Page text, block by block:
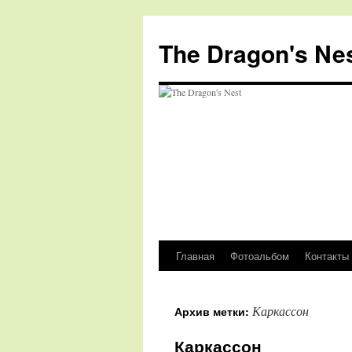
The Dragon's
Перейти
содержимому
Главная Фотоальбом Контакты
Архив метки: Каркассон
Каркассон